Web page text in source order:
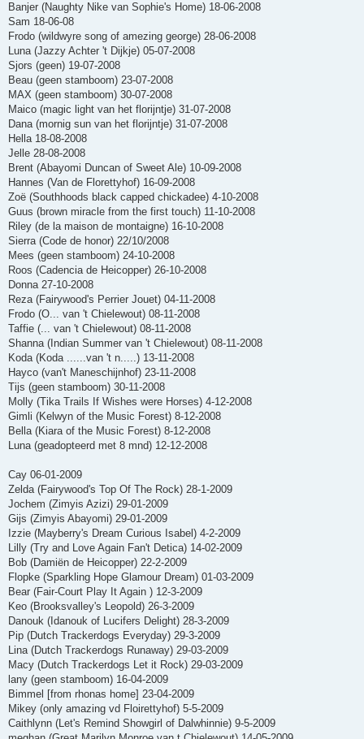
Banjer (Naughty Nike van Sophie's Home) 18-06-2008
Sam 18-06-08
Frodo (wildwyre song of amezing george) 28-06-2008
Luna (Jazzy Achter 't Dijkje) 05-07-2008
Sjors (geen) 19-07-2008
Beau (geen stamboom) 23-07-2008
MAX (geen stamboom) 30-07-2008
Maico (magic light van het florijntje) 31-07-2008
Dana (mornig sun van het florijntje) 31-07-2008
Hella 18-08-2008
Jelle 28-08-2008
Brent (Abayomi Duncan of Sweet Ale) 10-09-2008
Hannes (Van de Florettyhof) 16-09-2008
Zoë (Southhoods black capped chickadee) 4-10-2008
Guus (brown miracle from the first touch) 11-10-2008
Riley (de la maison de montaigne) 16-10-2008
Sierra (Code de honor) 22/10/2008
Mees (geen stamboom) 24-10-2008
Roos (Cadencia de Heicopper) 26-10-2008
Donna 27-10-2008
Reza (Fairywood's Perrier Jouet) 04-11-2008
Frodo (O... van 't Chielewout) 08-11-2008
Taffie (... van 't Chielewout) 08-11-2008
Shanna (Indian Summer van 't Chielewout) 08-11-2008
Koda (Koda ......van 't n.....) 13-11-2008
Hayco (van't Maneschijnhof) 23-11-2008
Tijs (geen stamboom) 30-11-2008
Molly (Tika Trails If Wishes were Horses) 4-12-2008
Gimli (Kelwyn of the Music Forest) 8-12-2008
Bella (Kiara of the Music Forest) 8-12-2008
Luna (geadopteerd met 8 mnd) 12-12-2008
Cay 06-01-2009
Zelda (Fairywood's Top Of The Rock) 28-1-2009
Jochem (Zimyis Azizi) 29-01-2009
Gijs (Zimyis Abayomi) 29-01-2009
Izzie (Mayberry's Dream Curious Isabel) 4-2-2009
Lilly (Try and Love Again Fan't Detica) 14-02-2009
Bob (Damiën de Heicopper) 22-2-2009
Flopke (Sparkling Hope Glamour Dream) 01-03-2009
Bear (Fair-Court Play It Again ) 12-3-2009
Keo (Brooksvalley's Leopold) 26-3-2009
Danouk (Idanouk of Lucifers Delight) 28-3-2009
Pip (Dutch Trackerdogs Everyday) 29-3-2009
Lina (Dutch Trackerdogs Runaway) 29-03-2009
Macy (Dutch Trackerdogs Let it Rock) 29-03-2009
lany (geen stamboom) 16-04-2009
Bimmel [from rhonas home] 23-04-2009
Mikey (only amazing vd Floirettyhof) 5-5-2009
Caithlynn (Let's Remind Showgirl of Dalwhinnie) 9-5-2009